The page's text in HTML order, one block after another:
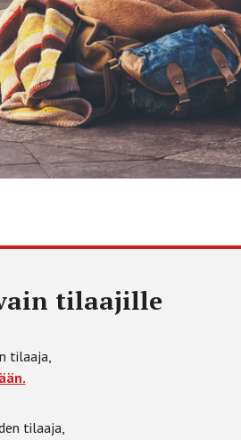
tilaajille
tilaaja,
tilaaja,